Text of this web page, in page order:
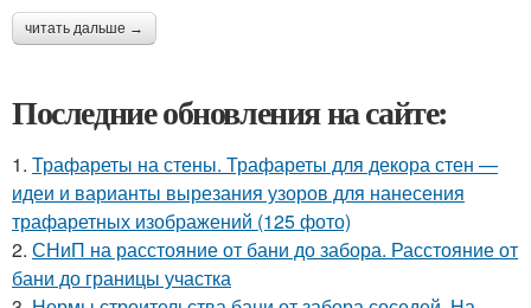
читать дальше →
Последние обновления на сайте:
1. Трафареты на стены. Трафареты для декора стен —
идеи и варианты вырезания узоров для нанесения
трафаретных изображений (125 фото)
2. СНиП на расстояние от бани до забора. Расстояние от
бани до границы участка